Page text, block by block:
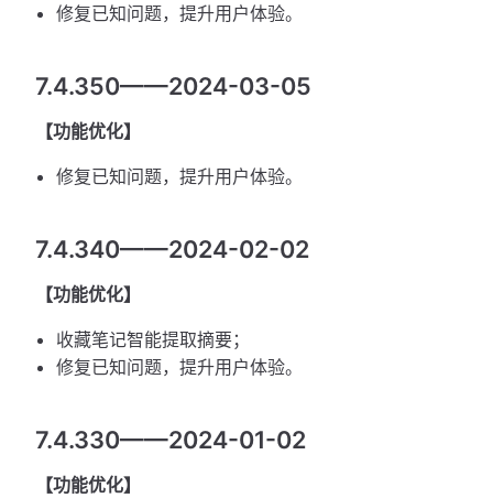
修复已知问题，提升用户体验。
7.4.350——2024-03-05
【功能优化】
修复已知问题，提升用户体验。
7.4.340——2024-02-02
【功能优化】
收藏笔记智能提取摘要；
修复已知问题，提升用户体验。
7.4.330——2024-01-02
【功能优化】